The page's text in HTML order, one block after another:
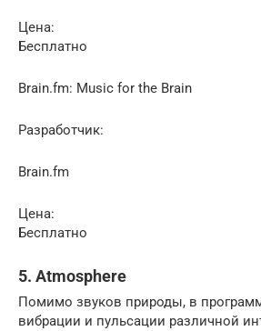
Цена:
Бесплатно
Brain.fm: Music for the Brain
Разработчик:
Brain.fm
Цена:
Бесплатно
5. Atmosphere
Помимо звуков природы, в
вибрации и пульсации различной